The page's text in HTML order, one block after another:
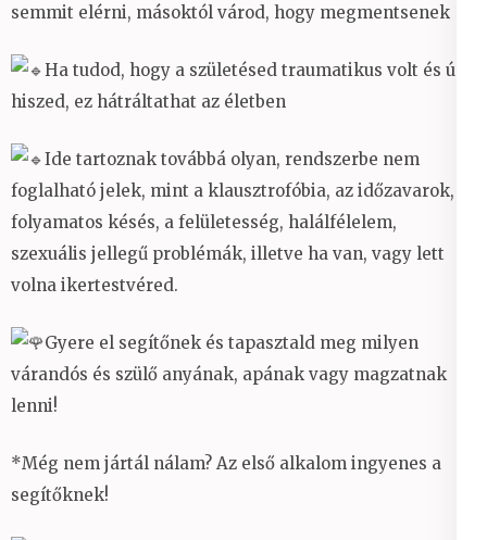
semmit elérni, másoktól várod, hogy megmentsenek
Ha tudod, hogy a születésed traumatikus volt és úgy
hiszed, ez hátráltathat az életben
Ide tartoznak továbbá olyan, rendszerbe nem
foglalható jelek, mint a klausztrofóbia, az időzavarok, a
folyamatos késés, a felületesség, halálfélelem,
szexuális jellegű problémák, illetve ha van, vagy lett
volna ikertestvéred.
Gyere el segítőnek és tapasztald meg milyen
várandós és szülő anyának, apának vagy magzatnak
lenni!
*Még nem jártál nálam? Az első alkalom ingyenes a
segítőknek!